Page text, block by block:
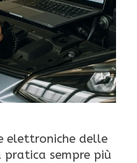
elettroniche delle
sempre più